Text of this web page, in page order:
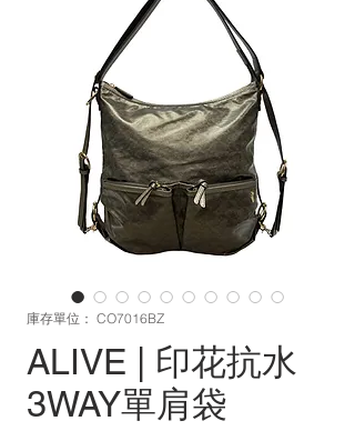
庫存單位： CO7016BZ
ALIVE | 印花抗水
3WAY單肩袋